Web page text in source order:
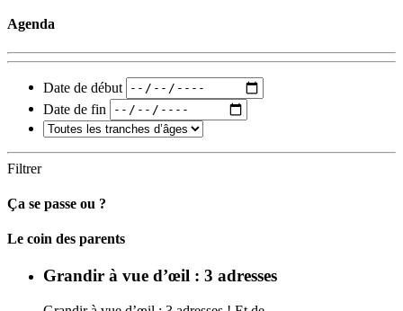
Agenda
Date de début
Date de fin
Filtrer
Ça se passe ou ?
Carto
Le coin des parents
Grandir à vue d’œil : 3 adresses